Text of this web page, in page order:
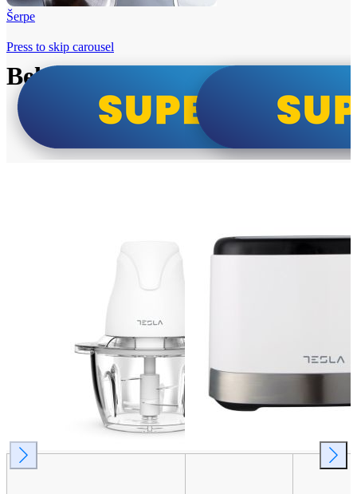
Šerpe
Beko i Tesla super cene
Press to skip carousel